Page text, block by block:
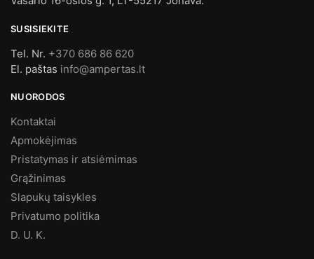
SUSISIEKITE
Tel. Nr. +370 686 86 620
El. paštas info@ampertas.lt
NUORODOS
Kontaktai
Apmokėjimas
Pristatymas ir atsiėmimas
Grąžinimas
Slapukų taisykles
Privatumo politika
D. U. K.